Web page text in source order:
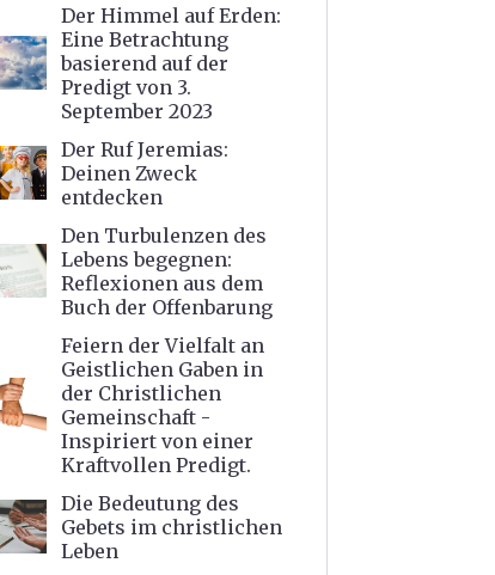
Der Himmel auf Erden:
Eine Betrachtung
basierend auf der
Predigt von 3.
September 2023
Der Ruf Jeremias:
Deinen Zweck
entdecken
Den Turbulenzen des
Lebens begegnen:
Reflexionen aus dem
Buch der Offenbarung
Feiern der Vielfalt an
Geistlichen Gaben in
der Christlichen
Gemeinschaft -
Inspiriert von einer
Kraftvollen Predigt.
Die Bedeutung des
Gebets im christlichen
Leben